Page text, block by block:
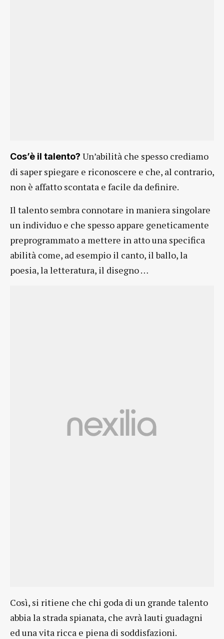
Cos’è il talento? Un’abilità che spesso crediamo
di saper spiegare e riconoscere e che, al contrario,
non è affatto scontata e facile da definire.
Il talento sembra connotare in maniera singolare
un individuo e che spesso appare geneticamente
preprogrammato a mettere in atto una specifica
abilità come, ad esempio il canto, il ballo, la
poesia, la letteratura, il disegno …
Così, si ritiene che chi goda di un grande talento
abbia la strada spianata, che avrà lauti guadagni
ed una vita ricca e piena di soddisfazioni.